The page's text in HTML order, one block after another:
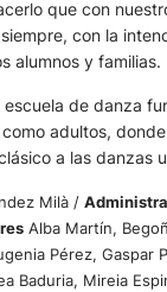
que con
con la
alumnos y familias.
de danza
adultos,
a las danzas
Milà /
Alba Martín,
Pérez, Gaspar
Baduria, Mireia